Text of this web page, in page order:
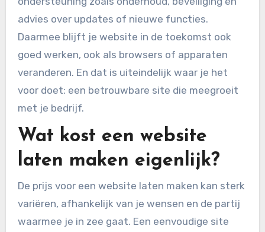
advies over updates of nieuwe functies.
Daarmee blijft je website in de toekomst ook
goed werken, ook als browsers of apparaten
veranderen. En dat is uiteindelijk waar je het
voor doet: een betrouwbare site die meegroeit
met je bedrijf.
Wat kost een website
laten maken eigenlijk?
De prijs voor een website laten maken kan sterk
variëren, afhankelijk van je wensen en de partij
waarmee je in zee gaat. Een eenvoudige site